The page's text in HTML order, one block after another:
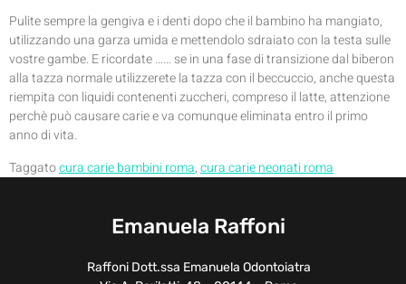
Pulite sempre la gengiva e i denti dopo che il bambino ha mangiato,
utilizzando una garza umida e mettendolo sdraiato con la testa sulle
vostre gambe. E ricordate …… se in una fase di transizione dal biberon
alla tazza normale utilizzerete la tazza con il beccuccio, anche questa
riempita con liquidi contenenti zuccheri, compreso il latte, attenzione
perchè può causare carie e va comunque eliminata entro il primo
anno di vita.
Taggatocura carie bambini roma,cura carie neonati roma
Emanuela Raffoni
Raffoni Dott.ssa Emanuela Odontoiatra